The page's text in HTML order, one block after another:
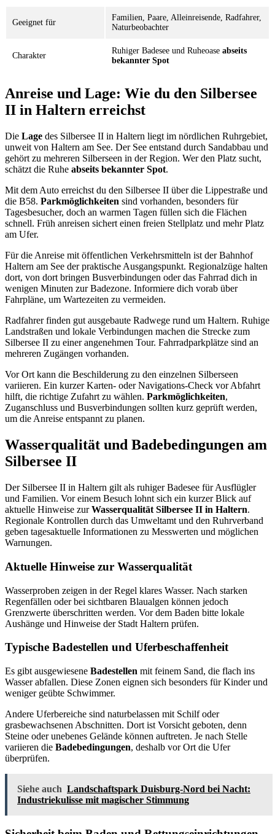
Geeignet für
Familien, Paare, Alleinreisende, Radfahrer,
Naturbeobachter
Charakter
Ruhiger Badesee und Ruheoase abseits
bekannter Spot
Anreise und Lage: Wie du den Silbersee
II in Haltern erreichst
Die Lage des Silbersee II in Haltern liegt im nördlichen Ruhrgebiet,
unweit von Haltern am See. Der See entstand durch Sandabbau und
gehört zu mehreren Silberseen in der Region. Wer den Platz sucht,
schätzt die Ruhe abseits bekannter Spot.
Mit dem Auto erreichst du den Silbersee II über die Lippestraße und
die B58. Parkmöglichkeiten sind vorhanden, besonders für
Tagesbesucher, doch an warmen Tagen füllen sich die Flächen
schnell. Früh anreisen sichert einen freien Stellplatz und mehr Platz
am Ufer.
Für die Anreise mit öffentlichen Verkehrsmitteln ist der Bahnhof
Haltern am See der praktische Ausgangspunkt. Regionalzüge halten
dort, von dort bringen Busverbindungen oder das Fahrrad dich in
wenigen Minuten zur Badezone. Informiere dich vorab über
Fahrpläne, um Wartezeiten zu vermeiden.
Radfahrer finden gut ausgebaute Radwege rund um Haltern. Ruhige
Landstraßen und lokale Verbindungen machen die Strecke zum
Silbersee II zu einer angenehmen Tour. Fahrradparkplätze sind an
mehreren Zugängen vorhanden.
Vor Ort kann die Beschilderung zu den einzelnen Silberseen
variieren. Ein kurzer Karten- oder Navigations-Check vor Abfahrt
hilft, die richtige Zufahrt zu wählen. Parkmöglichkeiten,
Zuganschluss und Busverbindungen sollten kurz geprüft werden,
um die Anreise entspannt zu planen.
Wasserqualität und Badebedingungen am
Silbersee II
Der Silbersee II in Haltern gilt als ruhiger Badesee für Ausflügler
und Familien. Vor einem Besuch lohnt sich ein kurzer Blick auf
aktuelle Hinweise zurWasserqualität Silbersee II in Haltern.
Regionale Kontrollen durch das Umweltamt und den Ruhrverband
geben tagesaktuelle Informationen zu Messwerten und möglichen
Warnungen.
Aktuelle Hinweise zur Wasserqualität
Wasserproben zeigen in der Regel klares Wasser. Nach starken
Regenfällen oder bei sichtbaren Blaualgen können jedoch
Grenzwerte überschritten werden. Vor dem Baden bitte lokale
Aushänge und Hinweise der Stadt Haltern prüfen.
Typische Badestellen und Uferbeschaffenheit
Es gibt ausgewiesene Badestellen mit feinem Sand, die flach ins
Wasser abfallen. Diese Zonen eignen sich besonders für Kinder und
weniger geübte Schwimmer.
Andere Uferbereiche sind naturbelassen mit Schilf oder
grasbewachsenen Abschnitten. Dort ist Vorsicht geboten, denn
Steine oder unebenes Gelände können auftreten. Je nach Stelle
variieren die Badebedingungen, deshalb vor Ort die Ufer
überprüfen.
Siehe auch Landschaftspark Duisburg-Nord bei Nacht:
Industriekulisse mit magischer Stimmung